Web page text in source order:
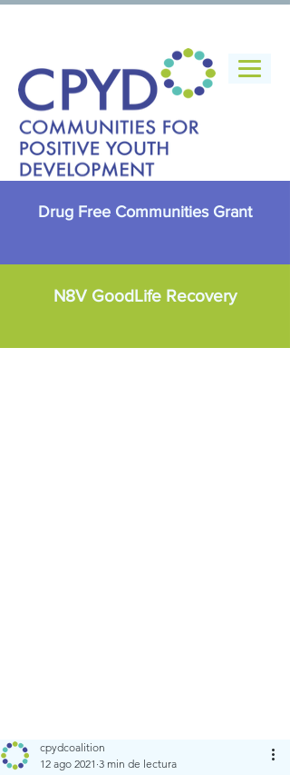
Drug Free Communities Grant
N8V GoodLife Recovery
cpydcoalition
12 ago 2021 3 min de lectura